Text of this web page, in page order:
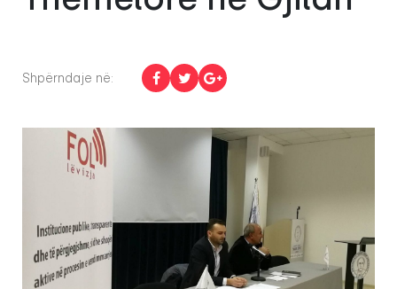
Shpërndaje në: